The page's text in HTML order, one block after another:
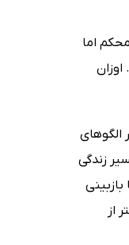
اما
الگوهای
زندگی
از